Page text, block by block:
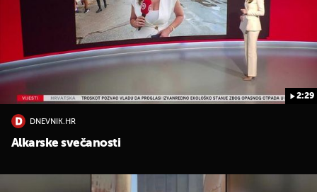
2:29
DNEVNIK.HR
Alkarske svečanosti